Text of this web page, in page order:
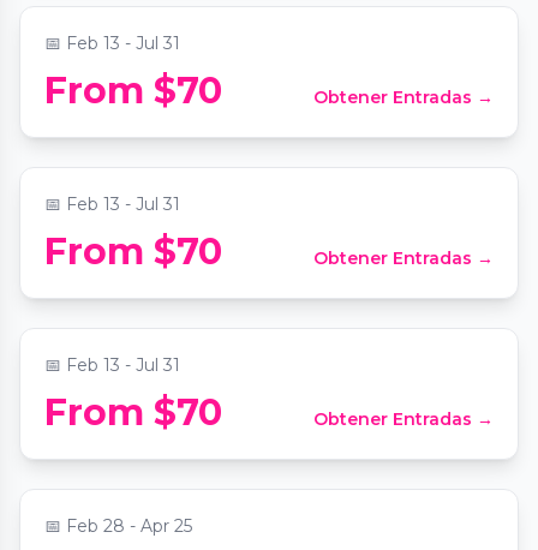
📅 Feb 13 - Jul 31
From $70 Obtener Entradas →
Evanston Mystery Picnic: Self-Guided
Foodie Adventure
📍Secret Location Chicago
📅 Feb 13 - Jul 31
From $70 Obtener Entradas →
Naperville Mystery Picnic: Self-Guided
Foodie Adventure
📍Secret Location Chicago
📅 Feb 13 - Jul 31
From $70 Obtener Entradas →
Chicago Classic Handmade Pasta with
Tomato Basil Sauce
📍Gateway To Learning
📅 Feb 28 - Apr 25